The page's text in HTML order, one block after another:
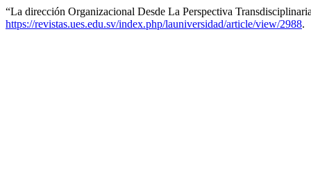
“La dirección Organizacional Desde La Perspectiva
https://revistas.ues.edu.sv/index.php/launiversidad/article/view/2988.